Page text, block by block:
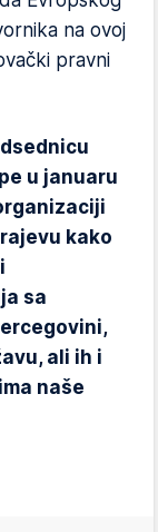
na ovoj
pravni
u januaru
kako
sa
ali ih i
naše